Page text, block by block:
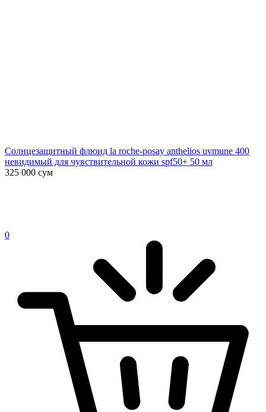
Солнцезащитный флюид la roche-posay anthelios uvmune 400
невидимый для чувствительной кожи spf50+ 50 мл
325 000 сум
0